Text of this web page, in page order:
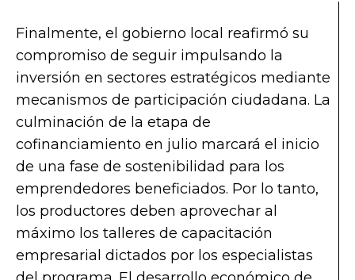
Finalmente, el gobierno local reafirmó su
compromiso de seguir impulsando la
inversión en sectores estratégicos mediante
mecanismos de participación ciudadana. La
culminación de la etapa de
cofinanciamiento en julio marcará el inicio
de una fase de sostenibilidad para los
emprendedores beneficiados. Por lo tanto,
los productores deben aprovechar al
máximo los talleres de capacitación
empresarial dictados por los especialistas